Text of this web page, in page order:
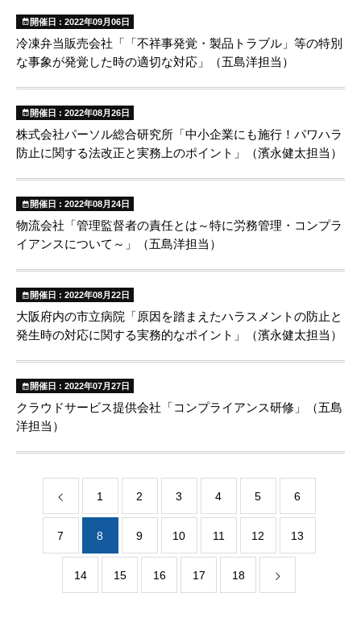
開催日 : 2022年09月06日
冷凍弁当販売会社「「不祥事発覚・製品トラブル」等の特別
な事象が発覚した時の適切な対応」（五島洋担当）
開催日 : 2022年08月26日
株式会社パーソル総合研究所「中小企業にも施行！パワハラ
防止に関する法改正と実務上のポイント」（濱永健太担当）
開催日 : 2022年08月24日
物流会社「管理監督者の責任とは～特に労務管理・コンプラ
イアンスについて～」（五島洋担当）
開催日 : 2022年08月22日
大阪府内の市立病院「原因を踏まえたハラスメントの防止と
発生時の対応に関する実務的なポイント」（濱永健太担当）
開催日 : 2022年07月27日
クラウドサービス提供会社「コンプライアンス研修」（五島
洋担当）
1 2 3 4 5 6
7 8 9 10 11 12 13
14 15 16 17 18